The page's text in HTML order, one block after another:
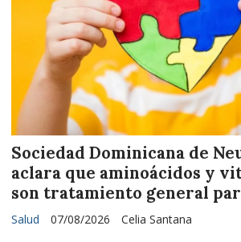
Sociedad Dominicana de
aclara que aminoácidos y
son tratamiento general
Celia Santana
Salud 07/08/2026